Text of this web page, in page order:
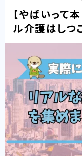
介護の仕事
お問い合わせ
【やばいって
ル介護はしつ